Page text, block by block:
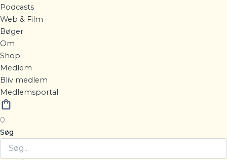
Podcasts
Web & Film
Bøger
Om
Shop
Medlem
Bliv medlem
Medlemsportal
0
Søg